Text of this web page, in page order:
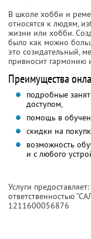
В школе хобби и
относятся к людям,
жизни или хобби.
было как можно
это созидательный,
привносит гармонию
Преимущества
подробные
доступом,
помощь в
скидки на
возможность
и с любого
Услуги
ответственностью
1211600056876